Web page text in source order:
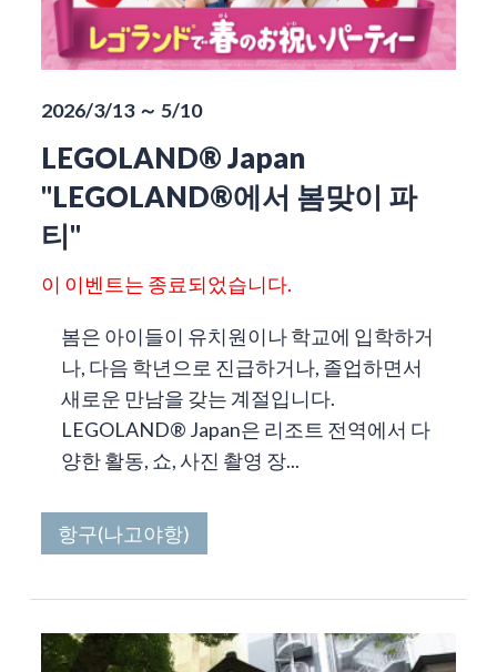
2026/3/13 ～ 5/10
LEGOLAND® Japan
"LEGOLAND®에서 봄맞이 파
티"
이 이벤트는 종료되었습니다.
봄은 아이들이 유치원이나 학교에 입학하거
나, 다음 학년으로 진급하거나, 졸업하면서
새로운 만남을 갖는 계절입니다.
LEGOLAND® Japan은 리조트 전역에서 다
양한 활동, 쇼, 사진 촬영 장...
항구(나고야항)